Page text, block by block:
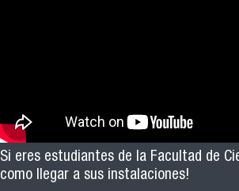
Si eres estudiantes de la Facultad de
como llegar a sus instalaciones!